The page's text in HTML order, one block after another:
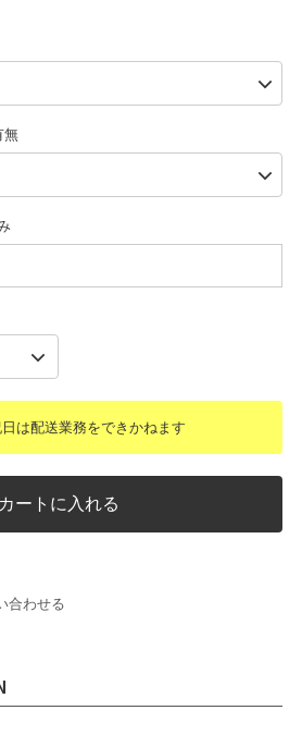
無
は配送業務をできかねます
カートに入れる
合わせる